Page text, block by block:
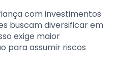
com investimentos
buscam diversificar em
exige maior
para assumir riscos